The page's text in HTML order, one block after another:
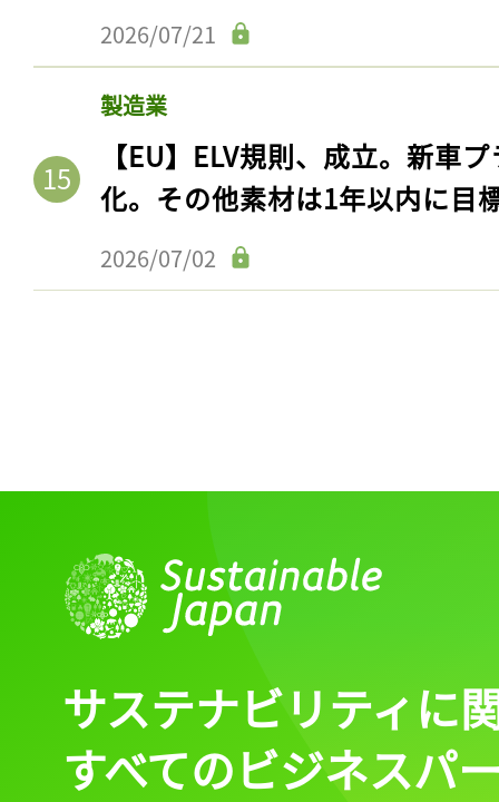
2026/07/21
製造業
【EU】ELV規則、成立。新車
化。その他素材は1年以内に目
2026/07/02
サステナビリティに
すべてのビジネスパ